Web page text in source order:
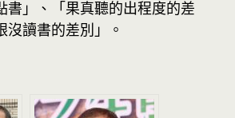
書」、「果真聽的出程度的差
沒讀書的差別」。